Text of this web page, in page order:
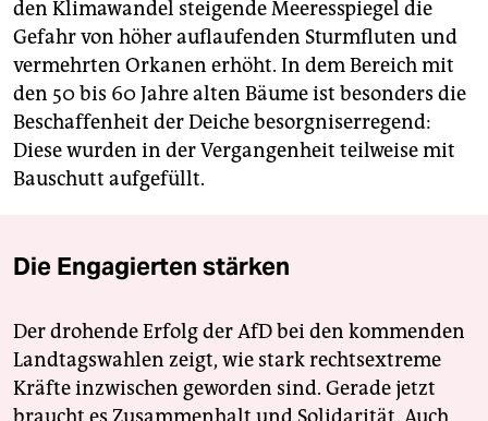
den Klimawandel steigende Meeresspiegel die
Gefahr von höher auflaufenden Sturmfluten und
vermehrten Orkanen erhöht. In dem Bereich mit
den 50 bis 60 Jahre alten Bäume ist besonders die
Beschaffenheit der Deiche besorgniserregend:
Diese wurden in der Vergangenheit teilweise mit
Bauschutt aufgefüllt.
Die Engagierten stärken
Der drohende Erfolg der AfD bei den kommenden
Landtagswahlen zeigt, wie stark rechtsextreme
Kräfte inzwischen geworden sind. Gerade jetzt